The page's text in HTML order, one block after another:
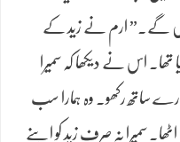
کریں گے۔” ارم نے زید کے
تھا۔ اس نے دیکھا کہ سمیرا
ساتھ رکھو۔ وہ ہمارا سب
سمیرا نہ صرف زید کو اپنے